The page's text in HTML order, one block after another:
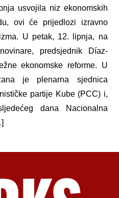
usvojila niz ekonomskih
ovi će prijedlozi izravno
U petak, 12. lipnja, na
predsjednik Díaz-
ekonomske reforme. U
je plenarna sjednica
partije Kube (PCC) i,
dana Nacionalna